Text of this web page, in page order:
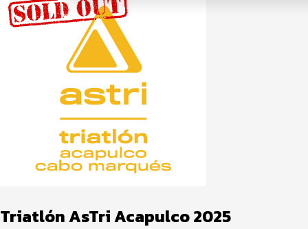
Triatlón AsTri Acapulco 2025